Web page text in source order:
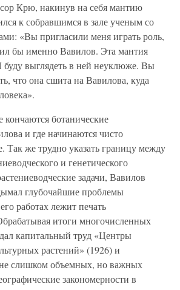
Крю, накинув на себя мантию
к собравшимся в зале ученым со
«Вы пригласили меня играть роль,
бы именно Вавилов. Эта мантия
выглядеть в ней неуклюже. Вы
что она сшита на Вавилова, куда
кончаются ботанические
и где начинаются чисто
Так же трудно указать границу между
и генетического
задачи, Вавилов
глубочайшие проблемы
работах лежит печать
итоги многочисленных
капитальный труд «Центры
растений» (1926) и
слишком объемных, но важных
закономерности в